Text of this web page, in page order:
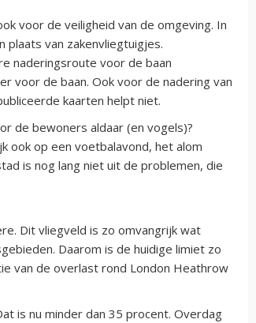
voor de veiligheid van de omgeving. In
van zakenvliegtuigjes.
naderingsroute voor de baan
voor de baan. Ook voor de nadering van
kaarten helpt niet.
de bewoners aldaar (en vogels)?
ook op een voetbalavond, het alom
is nog lang niet uit de problemen, die
Dit vliegveld is zo omvangrijk wat
Daarom is de huidige limiet zo
van de overlast rond London Heathrow
is nu minder dan 35 procent. Overdag